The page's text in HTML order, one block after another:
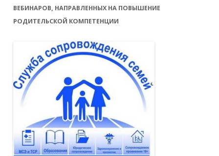
ВЕБИНАРОВ, НАПРАВЛЕННЫХ НА ПОВЫШЕНИЕ
РОДИТЕЛЬСКОЙ КОМПЕТЕНЦИИ